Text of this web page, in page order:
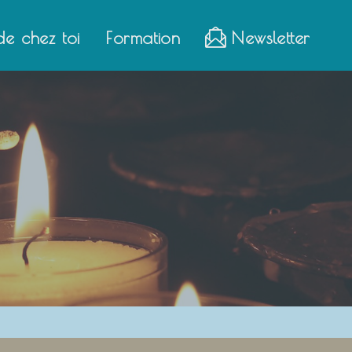
chez toi Formation Newsletter